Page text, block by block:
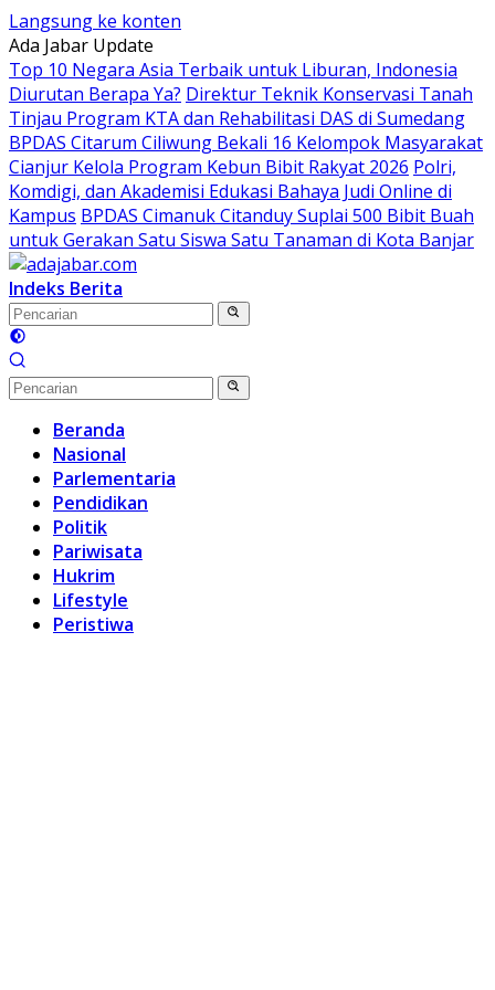
Langsung ke konten
Ada Jabar Update
Top 10 Negara Asia Terbaik untuk Liburan, Indonesia
Diurutan Berapa Ya? Direktur Teknik Konservasi Tanah
Tinjau Program KTA dan Rehabilitasi DAS di Sumedang
BPDAS Citarum Ciliwung Bekali 16 Kelompok Masyarakat
Cianjur Kelola Program Kebun Bibit Rakyat 2026 Polri,
Komdigi, dan Akademisi Edukasi Bahaya Judi Online di
Kampus BPDAS Cimanuk Citanduy Suplai 500 Bibit Buah
untuk Gerakan Satu Siswa Satu Tanaman di Kota Banjar
Indeks Berita
Beranda
Nasional
Parlementaria
Pendidikan
Politik
Pariwisata
Hukrim
Lifestyle
Peristiwa